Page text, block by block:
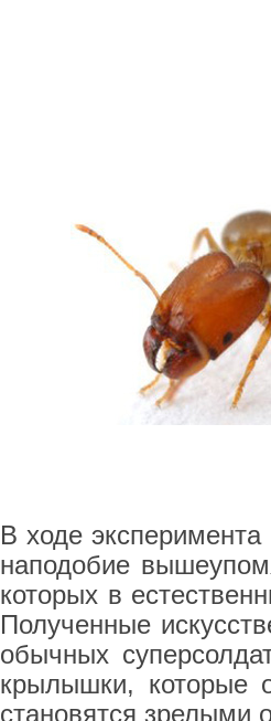
В ходе
наподобие
которых в
Полученные
обычных
крылышки, которые
становятся зрелыми